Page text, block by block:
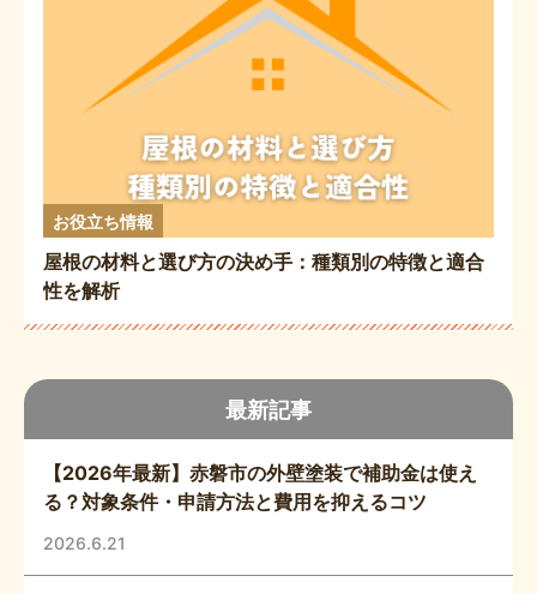
最新記事
【2026年最新】赤磐市の外壁塗装で補助金は使え
る？対象条件・申請方法と費用を抑えるコツ
2026.6.21
お役立ち情報
屋根の材料と選び方の決め手：種類別の特徴と適合
性を解析